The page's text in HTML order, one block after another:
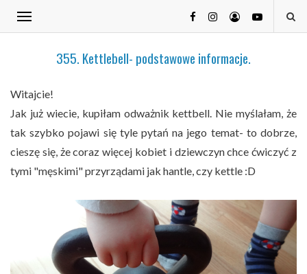
355. Kettlebell- podstawowe informacje.
Witajcie!
Jak już wiecie, kupiłam odważnik kettbell. Nie myślałam, że
tak szybko pojawi się tyle pytań na jego temat- to dobrze,
cieszę się, że coraz więcej kobiet i dziewczyn chce ćwiczyć z
tymi "męskimi" przyrządami jak hantle, czy kettle :D